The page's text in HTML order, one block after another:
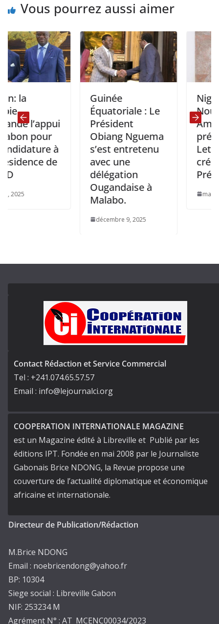
Vous pourrez aussi aimer
à
de
Équatoriale : Le
Président
Obiang Nguema
s’est entretenu
avec une
délégation
Ougandaise à
Malabo.
décembre 9, 2025
Niger: Huit
Nouveaux
présentent
Lettres de
créance au
Président
mai 9, 2025
Contact Rédaction et Service Commercial
Tel : +241.074.65.57.57
Email : info@lejournalci.org
COOPERATION INTERNATIONALE MAGAZINE
est un Magazine édité à Libreville et Publié par les
éditions IPT. Fondée en mai 2008 par le Journaliste
Gabonais Brice NDONG, la Revue propose une
couverture de l’actualité diplomatique et économique
africaine et internationale.
Directeur de Publication/Rédaction
M.Brice NDONG
Email : noebricendong@yahoo.fr
BP: 10304
Siege social : Libreville Gabon
NIF: 253234 M
Agrément N° : AT_MCENC00034/2023